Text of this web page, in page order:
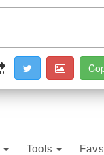
Tools Favs